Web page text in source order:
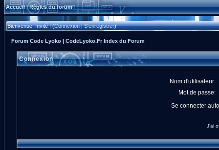
Accueil|Règles du forum
Bienvenue, Invité ! (Connexion|S'enregistrer)
Forum Code Lyoko | CodeLyoko.Fr Index du Forum
Connexion
Nom d'utilisateur:
Mot de passe:
Se connecter
J'ai